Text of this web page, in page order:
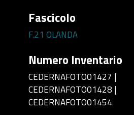
Fascicolo
F.21 OLANDA
Numero Inventario
CEDERNAFOTO01427 |
CEDERNAFOTO01428 |
CEDERNAFOTO01454